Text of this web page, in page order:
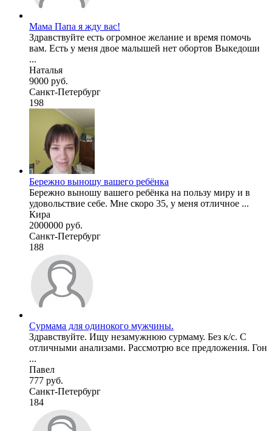
Мама Папа я жду вас!
Здравствуйте есть огромное желание и время помочь
вам. Есть у меня двое малышей нет обортов Выкедоши
...
Наталья
9000 руб.
Санкт-Петербург
198
Бережно выношу вашего ребёнка
Бережно выношу вашего ребёнка на пользу миру и в
удовольствие себе. Мне скоро 35, у меня отличное ...
Кира
2000000 руб.
Санкт-Петербург
188
Сурмама для одинокого мужчины.
Здравствуйте. Ищу незамужнюю сурмаму. Без к/с. С
отличными анализами. Рассмотрю все предложения. Гон
...
Павел
777 руб.
Санкт-Петербург
184